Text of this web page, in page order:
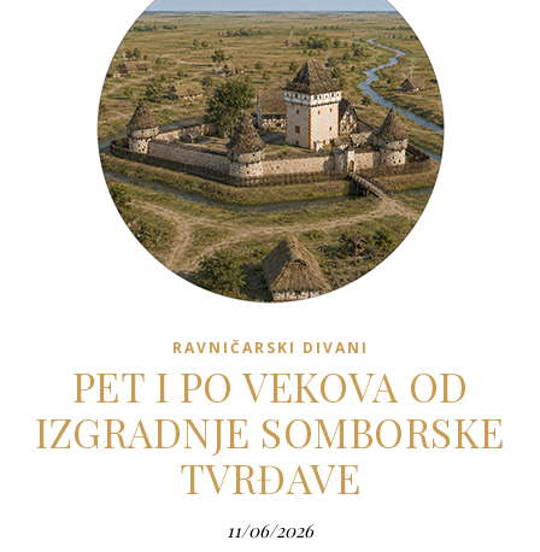
RAVNIČARSKI DIVANI
PET I PO VEKOVA OD
IZGRADNJE SOMBORSKE
TVRĐAVE
11/06/2026